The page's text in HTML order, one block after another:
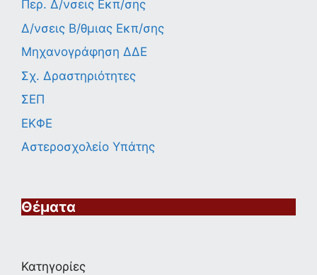
Περ. Δ/νσεις Εκπ/σης
Δ/νσεις Β/θμιας Εκπ/σης
Μηχανογράφηση ΔΔΕ
Σχ. Δραστηριότητες
ΣΕΠ
ΕΚΦΕ
Αστεροσχολείο Υπάτης
Θέματα
Κατηγορίες